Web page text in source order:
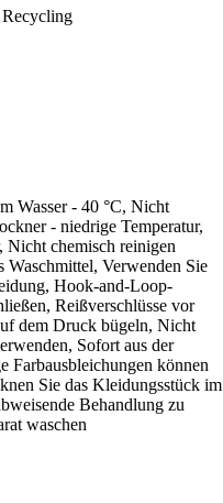
Recycling
Wasser - 40 °C, Nicht
- niedrige Temperatur,
Nicht chemisch reinigen
Waschmittel, Verwenden Sie
Hook-and-Loop-
Reißverschlüsse vor
dem Druck bügeln, Nicht
Sofort aus der
Farbausbleichungen können
Sie das Kleidungsstück im
Behandlung zu
waschen